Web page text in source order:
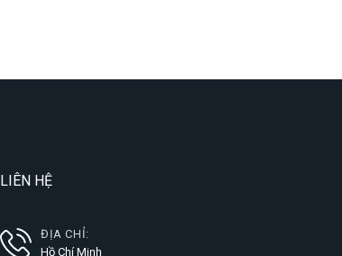
LIÊN HỆ
ĐỊA CHỈ:
Hồ Chí Minh